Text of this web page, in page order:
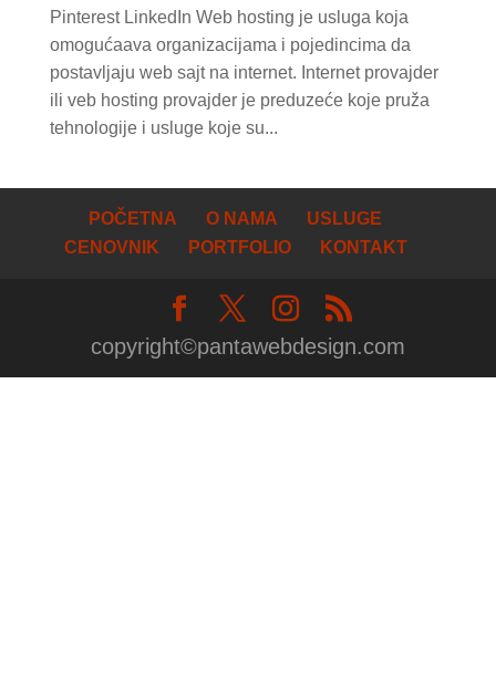
Pinterest LinkedIn Web hosting je usluga koja
omogućaava organizacijama i pojedincima da
postavljaju web sajt na internet. Internet provajder
ili veb hosting provajder je preduzeće koje pruža
tehnologije i usluge koje su...
POČETNA O NAMA
USLUGE
CENOVNIK
PORTFOLIO KONTAKT
copyright©pantawebdesign.com